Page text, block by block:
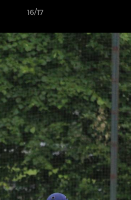
16/17